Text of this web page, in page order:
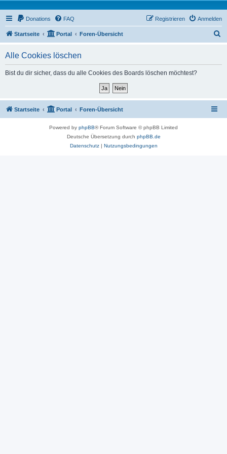
Donations FAQ Anmelden
Registrieren
Startseite Portal Foren-Übersicht
Alle Cookies löschen
Bist du dir sicher, dass du alle Cookies des Boards löschen möchtest?
Startseite Portal Foren-Übersicht
Powered by phpBB® Forum Software © phpBB Limited
Deutsche Übersetzung durch phpBB.de
Datenschutz| Nutzungsbedingungen